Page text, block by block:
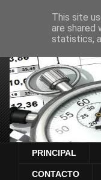
PRINCIPAL
CONTACTO
This site
are shared
statistics,